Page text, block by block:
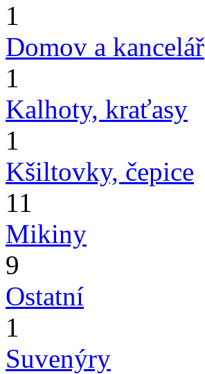
1
Domov a kancelář
1
Kalhoty, kraťasy
1
Kšiltovky, čepice
11
Mikiny
9
Ostatní
1
Suvenýry